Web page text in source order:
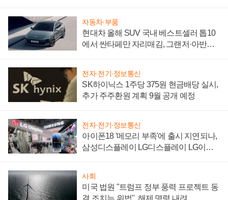
자동차·부품
현대차 올해 SUV 국내 베스트셀러 톱10
에서 싼타페만 자리매김, 그랜저·아반떼
전자·전기·정보통신
SK하이닉스 1주당 375원 현금배당 실시,
추가 주주환원 계획 9월 공개 예정
전자·전기·정보통신
아이폰18 '메모리 부족'에 출시 지연되나,
삼성디스플레이 LG디스플레이 LG이노
사회
미국 법원 "트럼프 정부 풍력 프로젝트 동